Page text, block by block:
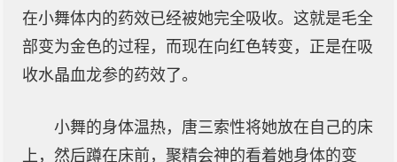
在小舞体内的药效已经被她完全吸收。这就是毛全
部变为金色的过程，而现在向红色转变，正是在吸
收水晶血龙参的药效了。
小舞的身体温热，唐三索性将她放在自己的床
上，然后蹲在床前，聚精会神的看着她身体的变